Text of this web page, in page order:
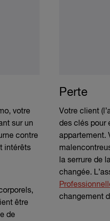
votre
sur un
contre
intérêts
être
de
Perte
Votre client
des clés pour
appartement.
la serrure de
changée.
changement